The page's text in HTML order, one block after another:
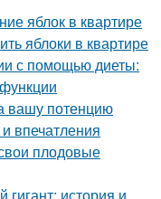
яблок в квартире
яблоки в квартире
с помощью диеты:
вашу потенцию
впечатления
плодовые